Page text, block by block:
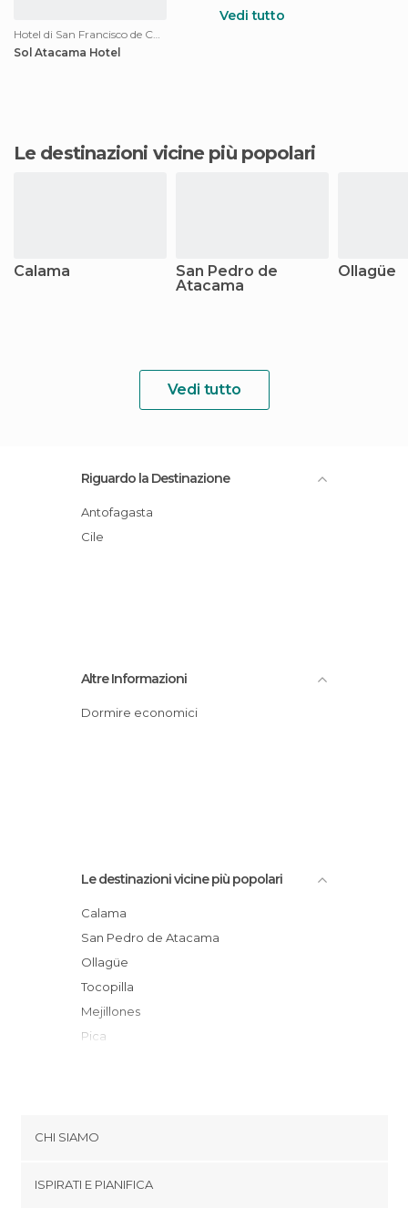
Hotel di San Francisco de Chiu Chiu
Sol Atacama Hotel
Vedi tutto
Le destinazioni vicine più popolari
Calama
San Pedro de
Atacama
Ollagüe
Vedi tutto
Riguardo la Destinazione
Antofagasta
Cile
Altre Informazioni
Dormire economici
Le destinazioni vicine più popolari
Calama
San Pedro de Atacama
Ollagüe
Tocopilla
Mejillones
Pica
Taltal
Putre
CHI SIAMO
ISPIRATI E PIANIFICA